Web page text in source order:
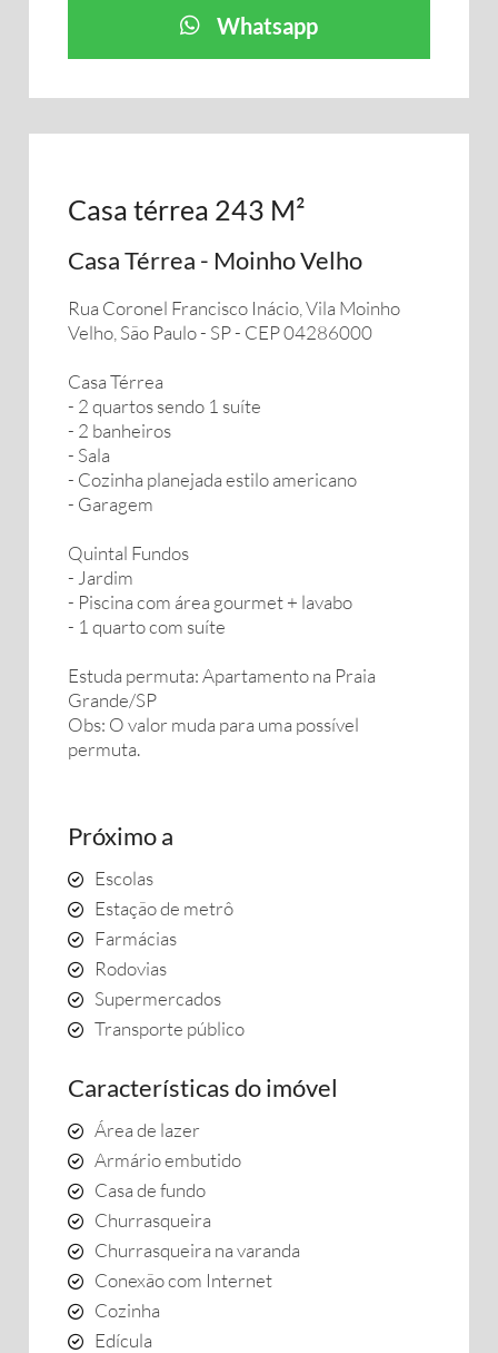
Whatsapp
Casa térrea 243 M²
Casa Térrea - Moinho Velho
Rua Coronel Francisco Inácio, Vila Moinho
Velho, São Paulo - SP - CEP 04286000
Casa Térrea
- 2 quartos sendo 1 suíte
- 2 banheiros
- Sala
- Cozinha planejada estilo americano
- Garagem
Quintal Fundos
- Jardim
- Piscina com área gourmet + lavabo
- 1 quarto com suíte
Estuda permuta: Apartamento na Praia
Grande/SP
Obs: O valor muda para uma possível
permuta.
Próximo a
Escolas
Estação de metrô
Farmácias
Rodovias
Supermercados
Transporte público
Características do imóvel
Área de lazer
Armário embutido
Casa de fundo
Churrasqueira
Churrasqueira na varanda
Conexão com Internet
Cozinha
Edícula